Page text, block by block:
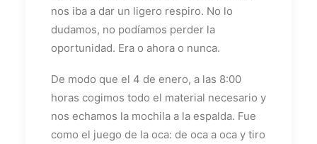
nos iba a dar un ligero respiro. No lo
dudamos, no podíamos perder la
oportunidad. Era o ahora o nunca.
De modo que el 4 de enero, a las 8:00
horas cogimos todo el material necesario y
nos echamos la mochila a la espalda. Fue
como el juego de la oca: de oca a oca y tiro